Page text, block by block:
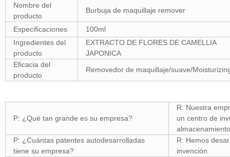
Nombre del
producto
Burbuja de maquillaje remover
Especificaciones
100ml
Ingredientes del
producto
EXTRACTO DE FLORES DE CAMELLIA
JAPONICA
Eficacia del
producto
Removedor de maquillaje/suave/
P: ¿Qué tan grande es su empresa?
R: Nuestra
un centro de
P: ¿Cuántas patentes autodesarrolladas
tiene su empresa?
R: Hemos
invención